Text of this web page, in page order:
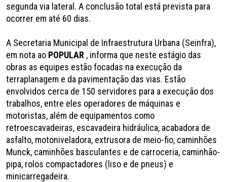
segunda via lateral. A conclusão total está prevista para
ocorrer em até 60 dias.
A Secretaria Municipal de Infraestrutura Urbana (Seinfra),
em nota ao POPULAR , informa que neste estágio das
obras as equipes estão focadas na execução da
terraplanagem e da pavimentação das vias. Estão
envolvidos cerca de 150 servidores para a execução dos
trabalhos, entre eles operadores de máquinas e
motoristas, além de equipamentos como
retroescavadeiras, escavadeira hidráulica, acabadora de
asfalto, motoniveladora, extrusora de meio-fio, caminhões
Munck, caminhões basculantes e de carroceria, caminhão-
pipa, rolos compactadores (liso e de pneus) e
minicarregadeira.